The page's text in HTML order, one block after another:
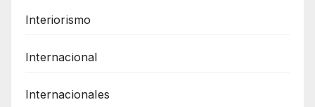
Interiorismo
Internacional
Internacionales